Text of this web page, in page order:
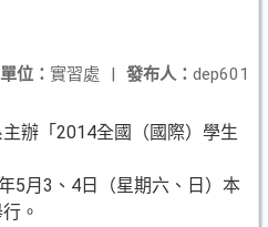
發布人： dep601
位： 實習處 |
辦「2014全國（國際）學生
5月3、4日（星期六、日）本
。